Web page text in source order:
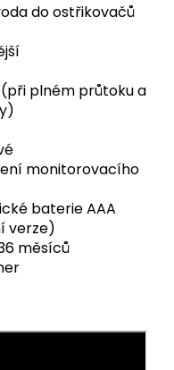
do ostřikovačů
(při plném průtoku a
monitorovacího
baterie AAA
verze)
měsíců